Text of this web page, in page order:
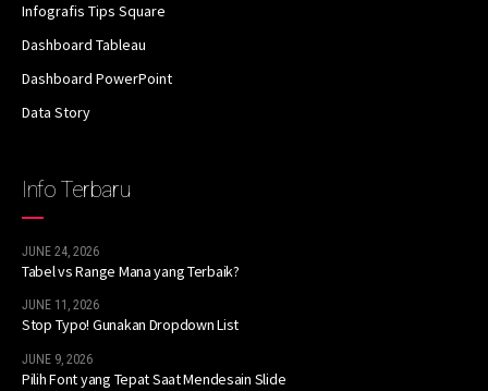
Infografis Tips Square
Dashboard Tableau
Dashboard PowerPoint
Data Story
Info Terbaru
JUNE 24, 2026
Tabel vs Range Mana yang Terbaik?
JUNE 11, 2026
Stop Typo! Gunakan Dropdown List
JUNE 9, 2026
Pilih Font yang Tepat Saat Mendesain Slide